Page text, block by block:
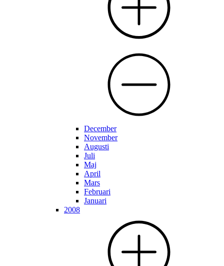
December
November
Augusti
Juli
Maj
April
Mars
Februari
Januari
2008